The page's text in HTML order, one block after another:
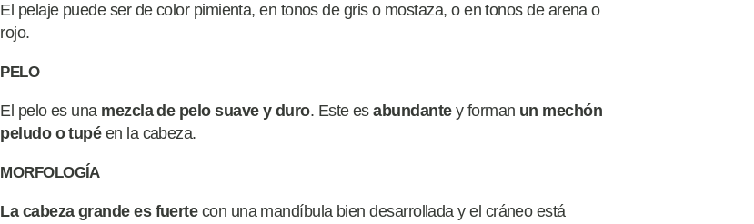
El pelaje puede ser de color pimienta, en tonos de gris o mostaza, o en tonos de arena o
rojo.
PELO
El pelo es una mezcla de pelo suave y duro. Este esabundantey forman un mechón
peludo o tupéen la cabeza.
MORFOLOGÍA
La cabeza grande es fuertecon una mandíbula bien desarrollada y el cráneo está